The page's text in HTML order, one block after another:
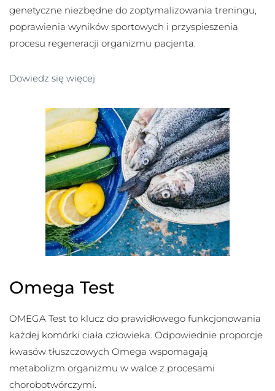
genetyczne niezbędne do zoptymalizowania treningu,
poprawienia wyników sportowych i przyspieszenia
procesu regeneracji organizmu pacjenta.
Dowiedz się więcej
Omega Test
OMEGA Test to klucz do prawidłowego funkcjonowania
każdej komórki ciała człowieka. Odpowiednie proporcje
kwasów tłuszczowych Omega wspomagają
metabolizm organizmu w walce z procesami
chorobotwórczymi.